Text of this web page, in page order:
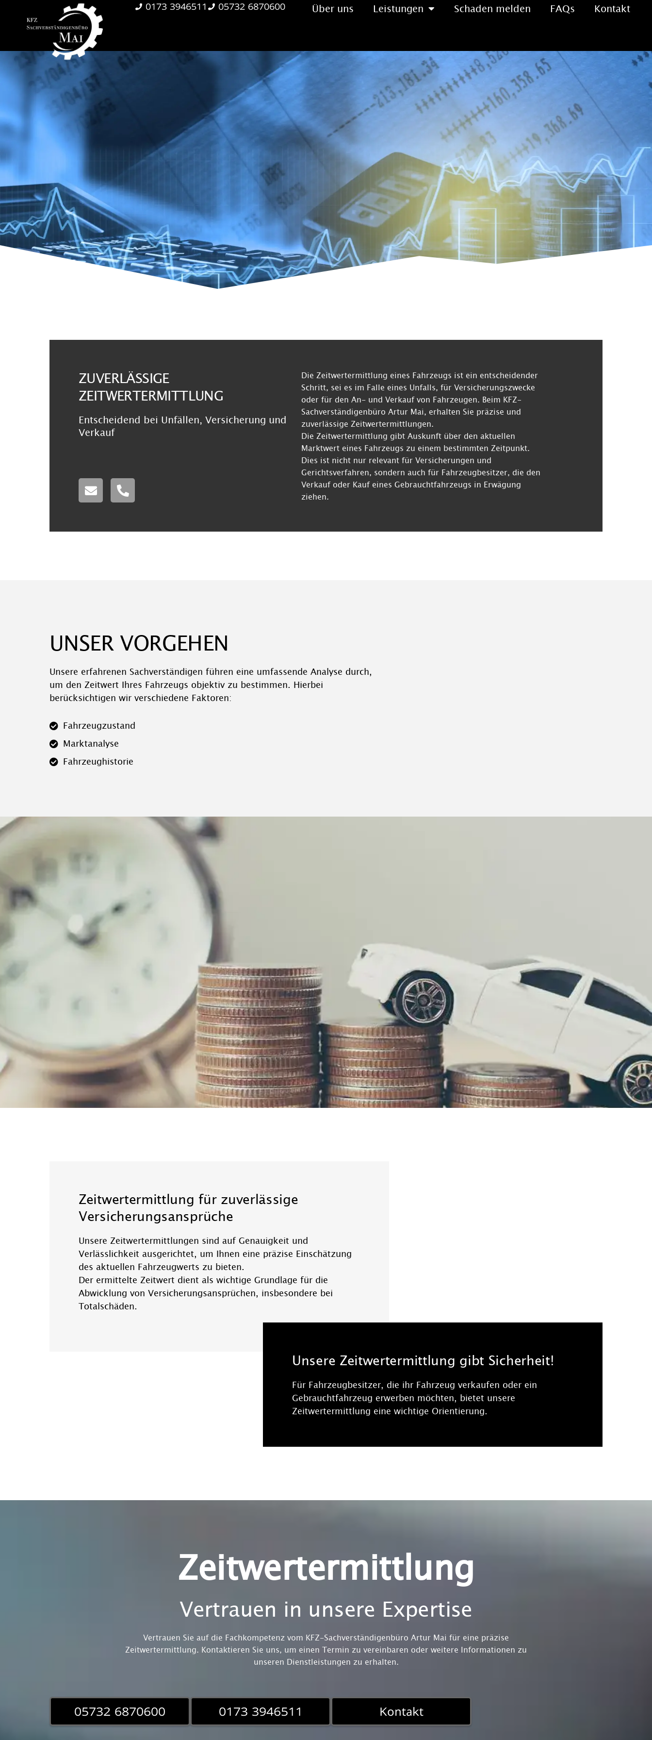
0173 3946511 05732 6870600 Über uns Leistungen Schaden melden FAQs Kontakt
ZUVERLÄSSIGE
ZEITWERTERMITTLUNG
Entscheidend bei Unfällen, Versicherung und
Verkauf
Die Zeitwertermittlung eines Fahrzeugs ist ein entscheidender
Schritt, sei es im Falle eines Unfalls, für Versicherungszwecke
oder für den An- und Verkauf von Fahrzeugen. Beim KFZ-
Sachverständigenbüro Artur Mai, erhalten Sie präzise und
zuverlässige Zeitwertermittlungen.
Die Zeitwertermittlung gibt Auskunft über den aktuellen
Marktwert eines Fahrzeugs zu einem bestimmten Zeitpunkt.
Dies ist nicht nur relevant für Versicherungen und
Gerichtsverfahren, sondern auch für Fahrzeugbesitzer, die den
Verkauf oder Kauf eines Gebrauchtfahrzeugs in Erwägung
ziehen.
UNSER VORGEHEN
Unsere erfahrenen Sachverständigen führen eine umfassende Analyse durch,
um den Zeitwert Ihres Fahrzeugs objektiv zu bestimmen. Hierbei
berücksichtigen wir verschiedene Faktoren:
Fahrzeugzustand
Marktanalyse
Fahrzeughistorie
Zeitwertermittlung für zuverlässige
Versicherungsansprüche
Unsere Zeitwertermittlungen sind auf Genauigkeit und
Verlässlichkeit ausgerichtet, um Ihnen eine präzise Einschätzung
des aktuellen Fahrzeugwerts zu bieten.
Der ermittelte Zeitwert dient als wichtige Grundlage für die
Abwicklung von Versicherungsansprüchen, insbesondere bei
Totalschäden.
Unsere Zeitwertermittlung gibt Sicherheit!
Für Fahrzeugbesitzer, die ihr Fahrzeug verkaufen oder ein
Gebrauchtfahrzeug erwerben möchten, bietet unsere
Zeitwertermittlung eine wichtige Orientierung.
Zeitwertermittlung
Vertrauen in unsere Expertise
Vertrauen Sie auf die Fachkompetenz vom KFZ-Sachverständigenbüro Artur Mai für eine präzise
Zeitwertermittlung. Kontaktieren Sie uns, um einen Termin zu vereinbaren oder weitere Informationen zu
unseren Dienstleistungen zu erhalten.
05732 6870600 0173 3946511 Kontakt